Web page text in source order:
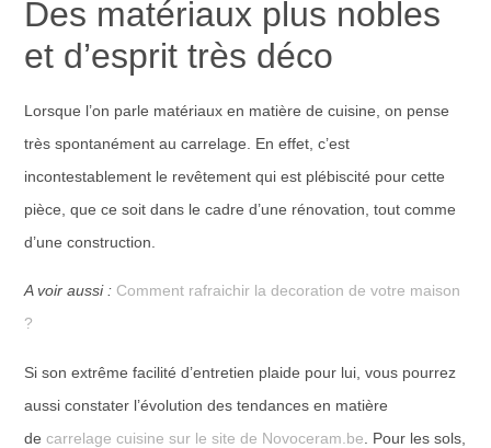
Des matériaux plus nobles
et d’esprit très déco
Lorsque l’on parle matériaux en matière de cuisine, on pense
très spontanément au carrelage. En effet, c’est
incontestablement le revêtement qui est plébiscité pour cette
pièce, que ce soit dans le cadre d’une rénovation, tout comme
d’une construction.
A voir aussi : Comment rafraichir la decoration de votre maison
?
Si son extrême facilité d’entretien plaide pour lui, vous pourrez
aussi constater l’évolution des tendances en matière
decarrelage cuisine sur le site de Novoceram.be . Pour les sols,